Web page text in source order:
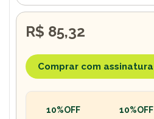
R$ 85,32
Comprar com assinatura
10%OFF 10%OFF